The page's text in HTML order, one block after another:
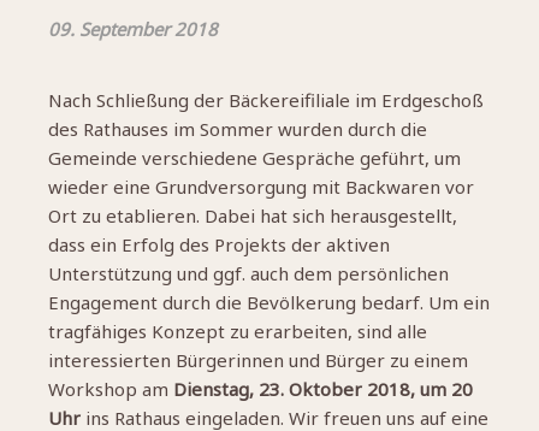
09. September 2018
Nach Schließung der Bäckereifiliale im Erdgeschoß
des Rathauses im Sommer wurden durch die
Gemeinde verschiedene Gespräche geführt, um
wieder eine Grundversorgung mit Backwaren vor
Ort zu etablieren. Dabei hat sich herausgestellt,
dass ein Erfolg des Projekts der aktiven
Unterstützung und ggf. auch dem persönlichen
Engagement durch die Bevölkerung bedarf. Um ein
tragfähiges Konzept zu erarbeiten, sind alle
interessierten Bürgerinnen und Bürger zu einem
Workshop am Dienstag, 23. Oktober 2018, um 20
Uhr ins Rathaus eingeladen. Wir freuen uns auf eine